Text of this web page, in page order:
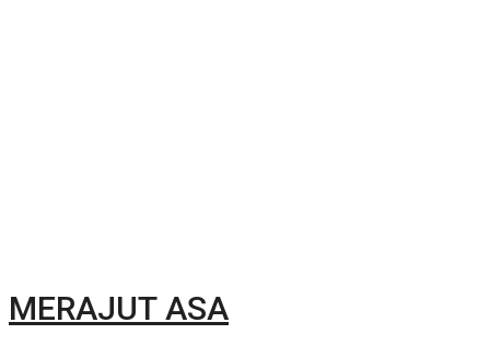
MERAJUT ASA